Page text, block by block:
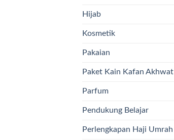
Hijab
Kosmetik
Pakaian
Paket Kain Kafan Akhwat
Parfum
Pendukung Belajar
Perlengkapan Haji Umrah